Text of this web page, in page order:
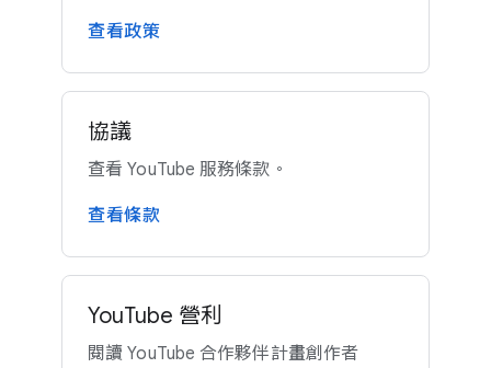
查​看​政策
協議
查​看 YouTube 服務​條款。
查​看​條款
YouTube 營利
閱讀 YouTube 合作​夥伴​計畫​創作​者​